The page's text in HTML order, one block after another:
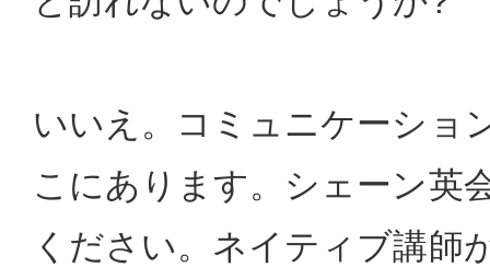
いいえ。コミュニケーショ
こにあります。シェーン英
ください。ネイティブ講師